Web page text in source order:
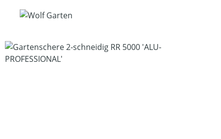
Bildergalerie überspringen